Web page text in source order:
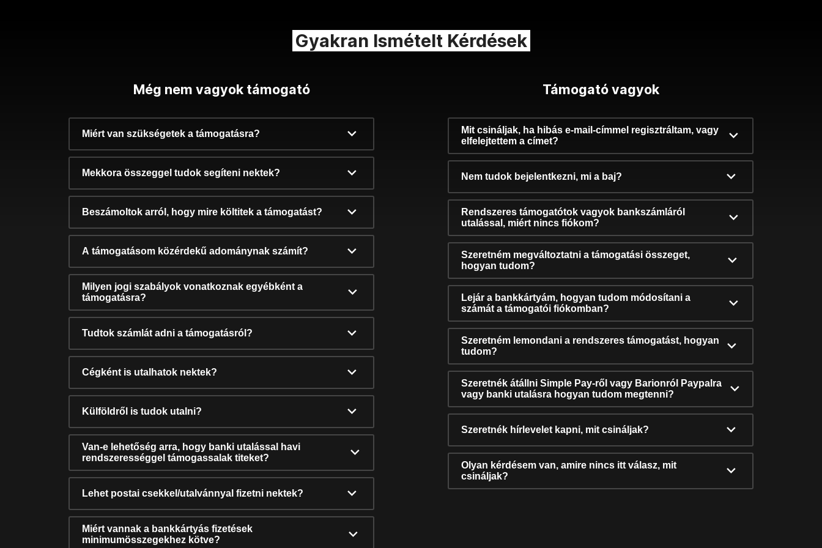
Gyakran Ismételt Kérdések
Még nem vagyok támogató
Miért van szükségetek a támogatásra?
Mekkora összeggel tudok segíteni nektek?
Beszámoltok arról, hogy mire költitek a támogatást?
A támogatásom közérdekű adománynak számít?
Milyen jogi szabályok vonatkoznak egyébként a
támogatásra?
Tudtok számlát adni a támogatásról?
Cégként is utalhatok nektek?
Külföldről is tudok utalni?
Van-e lehetőség arra, hogy banki utalással havi
rendszerességgel támogassalak titeket?
Lehet postai csekkel/utalvánnyal fizetni nektek?
Miért vannak a bankkártyás fizetések
minimumösszegekhez kötve?
Támogató vagyok
Mit csináljak, ha hibás e-mail-címmel regisztráltam, vagy
elfelejtettem a címet?
Nem tudok bejelentkezni, mi a baj?
Rendszeres támogatótok vagyok bankszámláról
utalással, miért nincs fiókom?
Szeretném megváltoztatni a támogatási összeget,
hogyan tudom?
Lejár a bankkártyám, hogyan tudom módosítani a
számát a támogatói fiókomban?
Szeretném lemondani a rendszeres támogatást, hogyan
tudom?
Szeretnék átállni Simple Pay-ről vagy Barionról Paypalra
vagy banki utalásra hogyan tudom megtenni?
Szeretnék hírlevelet kapni, mit csináljak?
Olyan kérdésem van, amire nincs itt válasz, mit
csináljak?